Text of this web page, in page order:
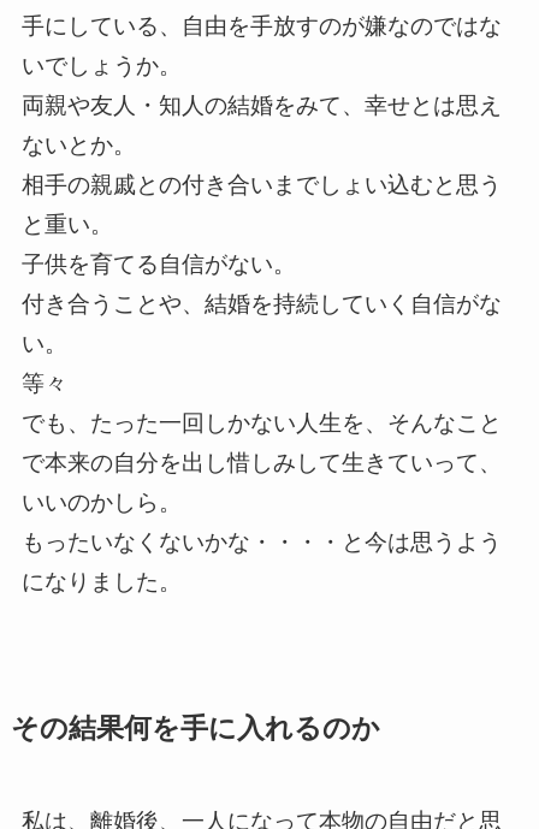
手にしている、自由を手放すのが嫌なのではな
いでしょうか。
両親や友人・知人の結婚をみて、幸せとは思え
ないとか。
相手の親戚との付き合いまでしょい込むと思う
と重い。
子供を育てる自信がない。
付き合うことや、結婚を持続していく自信がな
い。
等々
でも、たった一回しかない人生を、そんなこと
で本来の自分を出し惜しみして生きていって、
いいのかしら。
もったいなくないかな・・・・と今は思うよう
になりました。
その結果何を手に入れるのか
私は、離婚後、一人になって本物の自由だと思